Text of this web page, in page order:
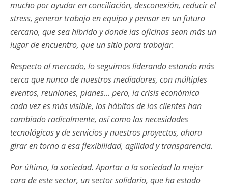
mucho por ayudar en conciliación, desconexión, reducir el
stress, generar trabajo en equipo y pensar en un futuro
cercano, que sea híbrido y donde las oficinas sean más un
lugar de encuentro, que un sitio para trabajar.
Respecto al mercado, lo seguimos liderando estando más
cerca que nunca de nuestros mediadores, con múltiples
eventos, reuniones, planes… pero, la crisis económica
cada vez es más visible, los hábitos de los clientes han
cambiado radicalmente, así como las necesidades
tecnológicas y de servicios y nuestros proyectos, ahora
girar en torno a esa flexibilidad, agilidad y transparencia.
Por último, la sociedad. Aportar a la sociedad la mejor
cara de este sector, un sector solidario, que ha estado